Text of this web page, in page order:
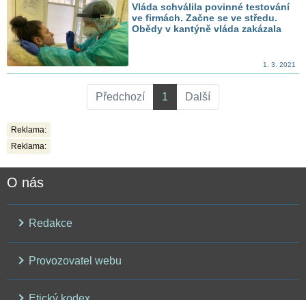
Vláda schválila povinné testování
ve firmách. Začne se ve středu.
Obědy v kantýně vláda zakázala
1. 3. 2021
Předchozí 1 Další
Reklama:
Reklama:
O nás
Redakce
Provozovatel webu